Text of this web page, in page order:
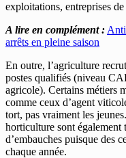
exploitations, entreprises
A lire en complément :
arrêts en pleine saison
En outre, l’agriculture
postes qualifiés (niveau
agricole). Certains métiers
comme ceux d’agent
tort, pas vraiment les
horticulture sont également
d’embauches puisque des
chaque année.